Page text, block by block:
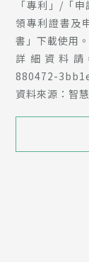
「專利」/「
領專利證書及
書」下載使用。
詳細資料請
880472-
資料來源：智